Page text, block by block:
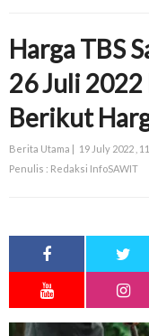
Harga TBS
26 Juli
Berikut
Berita Utama | 19 July 2022 ,
Penulis : Redaksi InfoSAWIT